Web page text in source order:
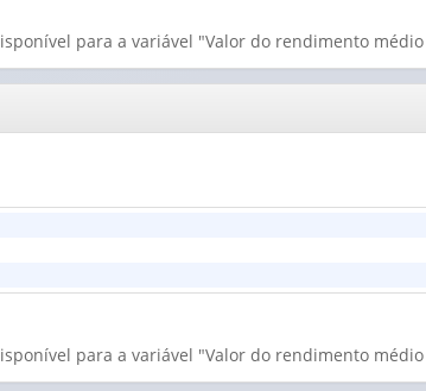
para a variável "Valor do rendimento
para a variável "Valor do rendimento